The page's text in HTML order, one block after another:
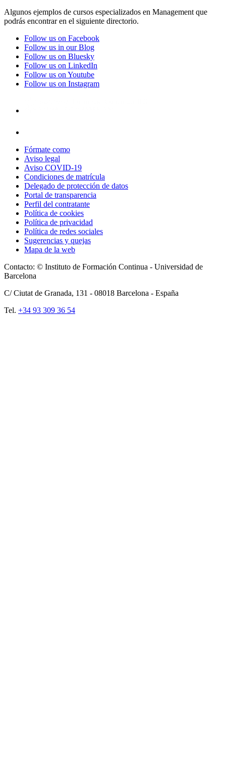
Algunos ejemplos de cursos especializados en Management que
podrás encontrar en el siguiente directorio.
Follow us on Facebook
Follow us in our Blog
Follow us on Bluesky
Follow us on LinkedIn
Follow us on Youtube
Follow us on Instagram
Fórmate como
Aviso legal
Aviso COVID-19
Condiciones de matrícula
Delegado de protección de datos
Portal de transparencia
Perfil del contratante
Política de cookies
Política de privacidad
Política de redes sociales
Sugerencias y quejas
Mapa de la web
Contacto: © Instituto de Formación Continua - Universidad de
Barcelona
C/ Ciutat de Granada, 131 - 08018 Barcelona - España
Tel. +34 93 309 36 54